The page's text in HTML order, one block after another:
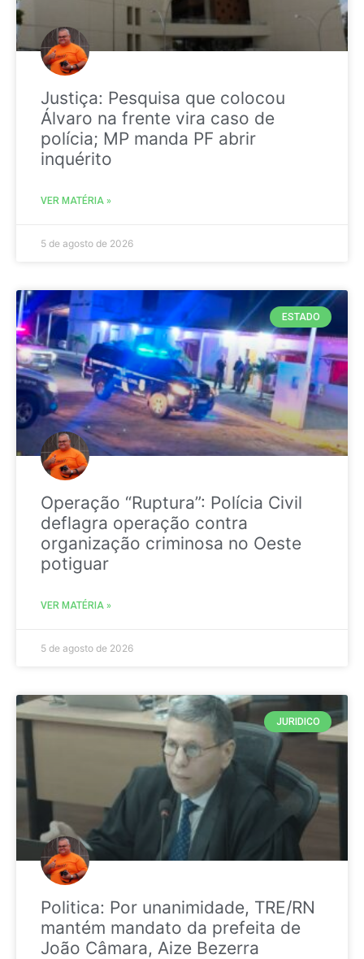
Justiça: Pesquisa que colocou
Álvaro na frente vira caso de
polícia; MP manda PF abrir
inquérito
VER MATÉRIA »
5 de agosto de 2026
ESTADO
Operação “Ruptura”: Polícia Civil
deflagra operação contra
organização criminosa no Oeste
potiguar
VER MATÉRIA »
5 de agosto de 2026
JURIDICO
Politica: Por unanimidade, TRE/RN
mantém mandato da prefeita de
João Câmara, Aize Bezerra